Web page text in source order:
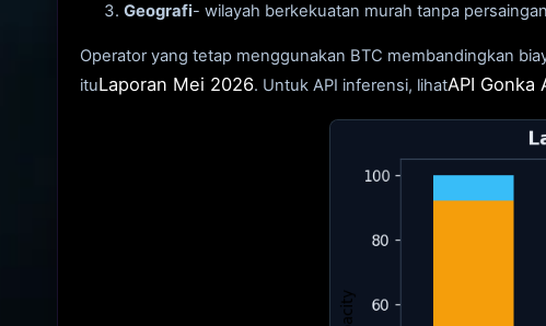
Geografi- wilayah berkekuatan murah tanpa
Operator yang tetap menggunakan BTC membandingkan
ituLaporan Mei 2026. Untuk API inferensi, lihatAPI Gonka